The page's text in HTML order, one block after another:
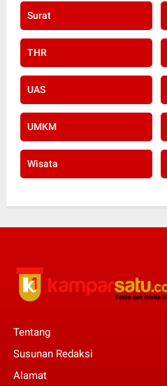
Surat
THR
UAS
UMKM
Wisata
Tentang
Susunan Redaksi
Alamat